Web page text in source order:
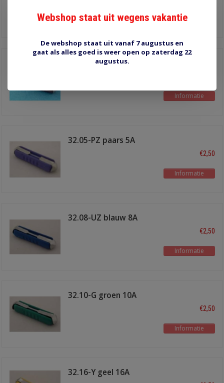
Informatie
56.25-N bruin 25A
Informatie
32.05-PZ paars 5A
€2,50
Informatie
32.08-UZ blauw 8A
€2,50
Informatie
32.10-G groen 10A
€2,50
Informatie
32.16-Y geel 16A
Webshop staat uit wegens vakantie
De webshop staat uit vanaf 7 augustus en
gaat als alles goed is weer open op zaterdag 22
augustus.